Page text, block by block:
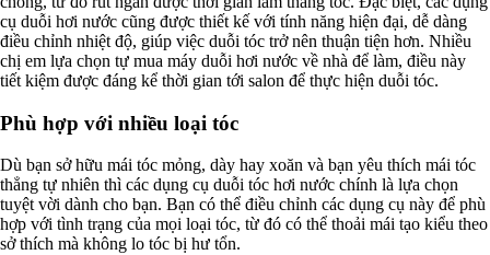
cụ duỗi hơi nước cũng được thiết kế với tính năng hiện đại, dễ dàng
điều chỉnh nhiệt độ, giúp việc duỗi tóc trở nên thuận tiện hơn. Nhiều
chị em lựa chọn tự mua máy duỗi hơi nước về nhà để làm, điều này
tiết kiệm được đáng kể thời gian tới salon để thực hiện duỗi tóc.
Phù hợp với nhiều loại tóc
Dù bạn sở hữu mái tóc mỏng, dày hay xoăn và bạn yêu thích mái tóc
thẳng tự nhiên thì các dụng cụ duỗi tóc hơi nước chính là lựa chọn
tuyệt vời dành cho bạn. Bạn có thể điều chỉnh các dụng cụ này để phù
hợp với tình trạng của mọi loại tóc, từ đó có thể thoải mái tạo kiểu theo
sở thích mà không lo tóc bị hư tổn.